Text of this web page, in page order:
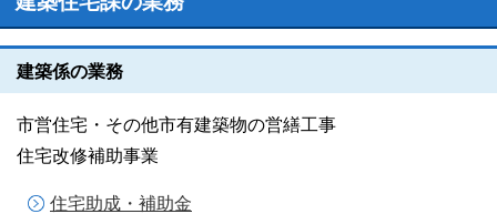
建築係の業務
市営住宅・その他市有建築物の営繕工事
住宅改修補助事業
住宅助成・補助金